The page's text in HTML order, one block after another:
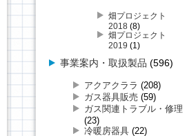
畑プロジェクト
2018(8)
畑プロジェクト
2019 (1)
事業案内・取扱製品 (596)
アクアクララ (208)
ガス器具販売 (59)
ガス関連トラブル・修理
(23)
冷暖房器具(22)